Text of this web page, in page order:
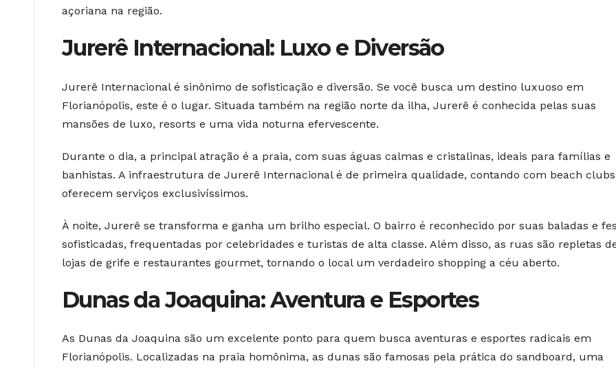
açoriana na região.
Jurerê Internacional: Luxo e Diversão
Jurerê Internacional é sinônimo de sofisticação e diversão. Se você busca um destino luxuoso em
Florianópolis, este é o lugar. Situada também na região norte da ilha, Jurerê é conhecida pelas suas
mansões de luxo, resorts e uma vida noturna efervescente.
Durante o dia, a principal atração é a praia, com suas águas calmas e cristalinas, ideais para famílias e
banhistas. A infraestrutura de Jurerê Internacional é de primeira qualidade, contando com beach
oferecem serviços exclusivíssimos.
À noite, Jurerê se transforma e ganha um brilho especial. O bairro é reconhecido por suas baladas e
sofisticadas, frequentadas por celebridades e turistas de alta classe. Além disso, as ruas são repletas
lojas de grife e restaurantes gourmet, tornando o local um verdadeiro shopping a céu aberto.
Dunas da Joaquina: Aventura e Esportes
As Dunas da Joaquina são um excelente ponto para quem busca aventuras e esportes radicais em
Florianópolis. Localizadas na praia homônima, as dunas são famosas pela prática do sandboard, uma